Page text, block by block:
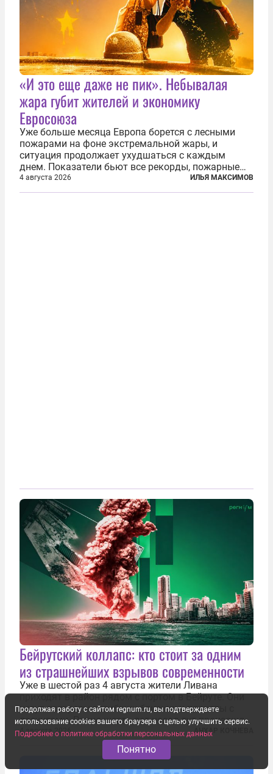
«И это еще даже не пик». Небывалая
жара губит жителей и экономику
Евросоюза
Уже больше месяца Европа борется с лесными
пожарами на фоне экстремальной жары, и
ситуация продолжает ухудшаться с каждым
днем. Показатели бьют все рекорды, пожарные
гибнут, масштабы эвакуации растут, а засуха тем
временем добивает реки, энергетику и сельское
4 августа 2026 ИЛЬЯ МАКСИМОВ
Бейрутский коллапс: кто стоит за одним
из страшнейших взрывов современности
Уже в шестой раз 4 августа жители Ливана
приходят в район рядом с портом в Бейруте. Они
несут портреты погибших близких и плакаты с
лозунгами. Ровно шесть лет назад тут произошла
одна из самых страшных техногенных катастроф
нашего времени — взрыв гигантского количества
селитры. Тогда в ливанской...
4 августа 2026 АНХАР КОЧНЕВА
Продолжая работу с сайтом regnum.ru, вы подтверждаете
использование cookies вашего браузера с целью улучшить сервис.
Подробнее о политике обработки персональных данных
Понятно